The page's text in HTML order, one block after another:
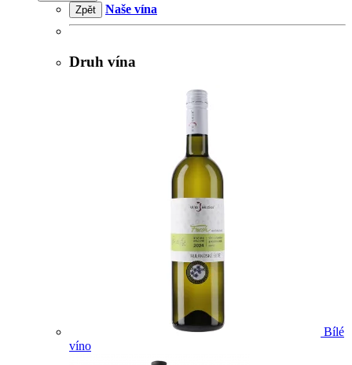
Zpět
Naše vína
Druh vína
Bílé
víno